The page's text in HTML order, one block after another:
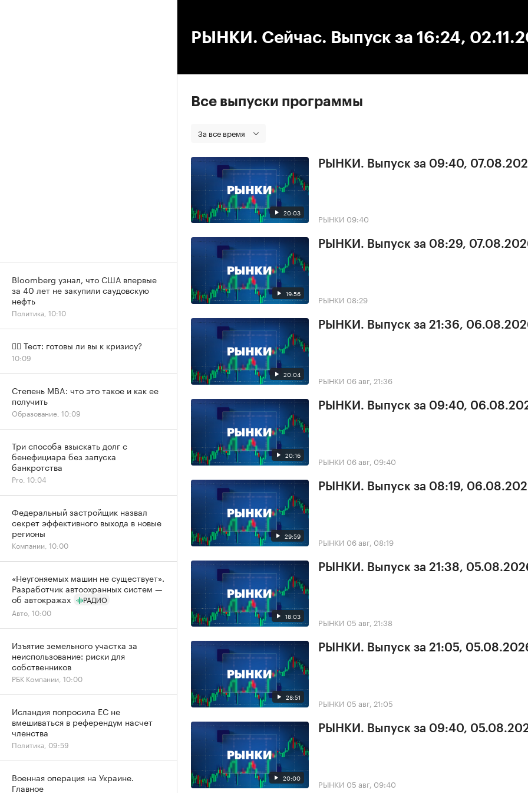
РЫНКИ. Сейчас. Выпуск за 16:24,
Все выпуски программы
За все время
20:03
РЫНКИ. Выпуск за 09:40,
РЫНКИ 09:40
19:56
РЫНКИ. Выпуск за 08:29,
РЫНКИ 08:29
20:04
РЫНКИ. Выпуск за 21:36,
РЫНКИ 06 авг, 21:36
20:16
РЫНКИ. Выпуск за 09:40,
РЫНКИ 06 авг, 09:40
29:59
РЫНКИ. Выпуск за 08:19,
РЫНКИ 06 авг, 08:19
18:03
РЫНКИ. Выпуск за 21:38,
РЫНКИ 05 авг, 21:38
28:51
РЫНКИ. Выпуск за 21:05,
РЫНКИ 05 авг, 21:05
20:00
РЫНКИ. Выпуск за 09:40,
РЫНКИ 05 авг, 09:40
Bloomberg узнал, что США впервые
за 40 лет не закупили саудовскую
нефть
Политика, 10:10
✍🏻 Тест: готовы ли вы к кризису?
10:09
Степень MBA: что это такое и как ее
получить
Образование, 10:09
Три способа взыскать долг с
бенефициара без запуска
банкротства
Pro, 10:04
Федеральный застройщик назвал
секрет эффективного выхода в новые
регионы
Компании, 10:00
«Неугоняемых машин не существует».
Разработчик автоохранных систем —
об автокражах
РАДИО
Авто, 10:00
Изъятие земельного участка за
неиспользование: риски для
собственников
РБК Компании, 10:00
Исландия попросила ЕС не
вмешиваться в референдум насчет
членства
Политика, 09:59
Военная операция на Украине.
Главное